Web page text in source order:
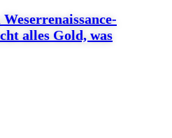
alles Gold, was